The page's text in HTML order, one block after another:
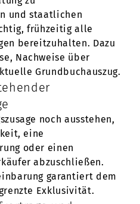
und staatlichen
frühzeitig alle
bereitzuhalten. Dazu
Nachweise über
Grundbuchauszug.
noch ausstehen,
eine
oder einen
abzuschließen.
garantiert dem
Exklusivität.